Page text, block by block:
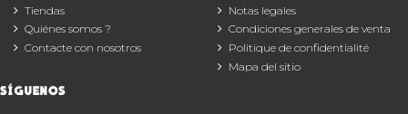
Tiendas
Quiénes somos ?
Contacte con nosotros
Notas legales
Condiciones generales de venta
Politique de confidentialité
Mapa del sitio
SÍGUENOS